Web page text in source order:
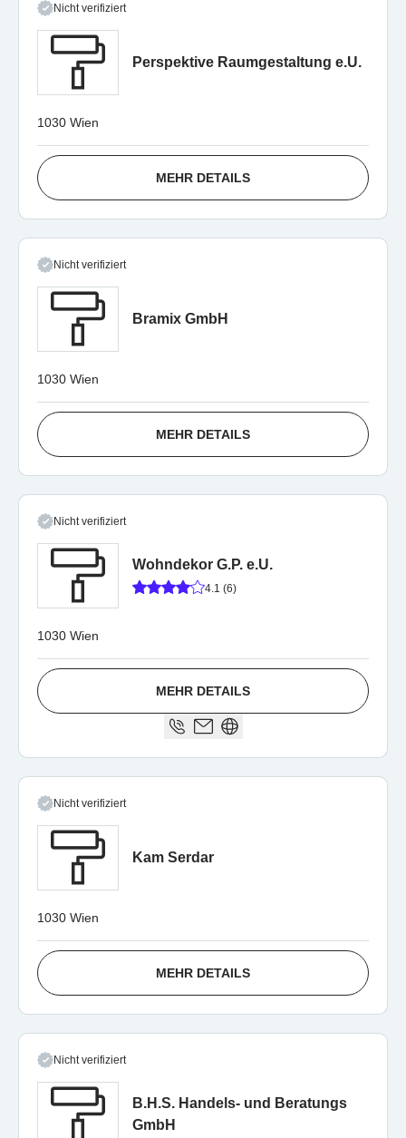
Nicht verifiziert
Perspektive Raumgestaltung e.U.
1030 Wien
MEHR DETAILS
Nicht verifiziert
Bramix GmbH
1030 Wien
MEHR DETAILS
Nicht verifiziert
Wohndekor G.P. e.U.
4.1 (6)
1030 Wien
MEHR DETAILS
Nicht verifiziert
Kam Serdar
1030 Wien
MEHR DETAILS
Nicht verifiziert
B.H.S. Handels- und Beratungs
GmbH